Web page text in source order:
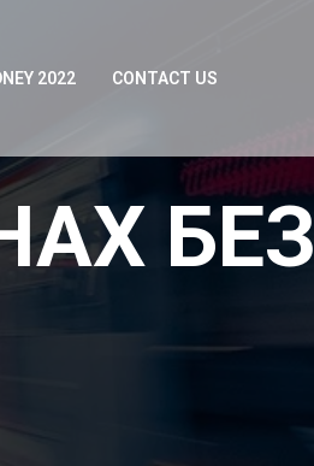
2022 CONTACT US
БЕЗ